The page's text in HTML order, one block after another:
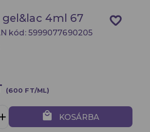
favorite_border
4ml 67
kód: 5999077690205
(600 FT/ML)
local_mall KOSÁRBA